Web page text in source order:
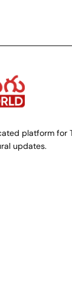
platform for
updates.